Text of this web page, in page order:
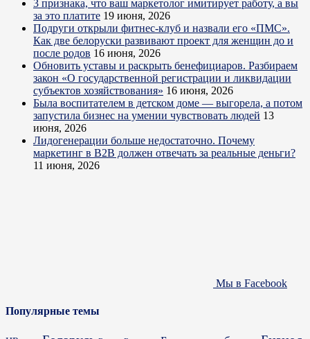
3 признака, что ваш маркетолог имитирует работу, а вы
за это платите 19 июня, 2026
Подруги открыли фитнес-клуб и назвали его «ПМС».
Как две белоруски развивают проект для женщин до и
после родов 16 июня, 2026
Обновить уставы и раскрыть бенефициаров. Разбираем
закон «О государственной регистрации и ликвидации
субъектов хозяйствования» 16 июня, 2026
Была воспитателем в детском доме — выгорела, а потом
запустила бизнес на умении чувствовать людей 13
июня, 2026
Лидогенерации больше недостаточно. Почему
маркетинг в B2B должен отвечать за реальные деньги?
11 июня, 2026
Мы в Facebook
Популярные темы